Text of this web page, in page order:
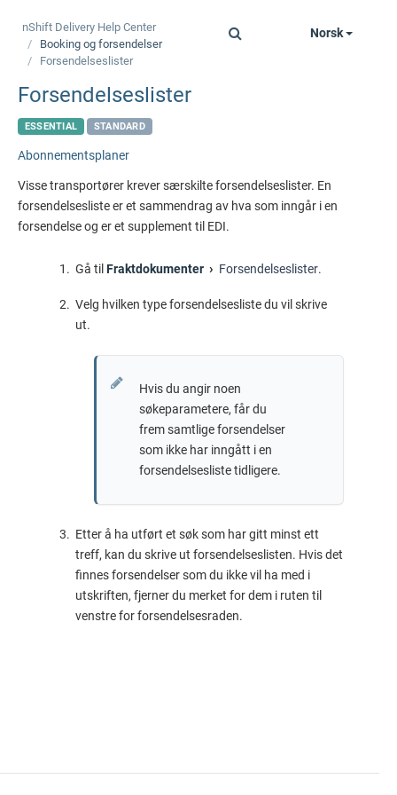
Norsk
nShift Delivery Help Center
Booking og forsendelser
Forsendelseslister
Forsendelseslister
ESSENTIAL STANDARD
Abonnementsplaner
Visse transportører krever særskilte forsendelseslister. En
forsendelsesliste er et sammendrag av hva som inngår i en
forsendelse og er et supplement til EDI.
Gå tilFraktdokumenter Forsendelseslister.
Velg hvilken type forsendelsesliste du vil skrive
ut.
Hvis du angir noen
søkeparametere, får du
frem samtlige forsendelser
som ikke har inngått i en
forsendelsesliste tidligere.
Etter å ha utført et søk som har gitt minst ett
treff, kan du skrive ut forsendelseslisten. Hvis det
finnes forsendelser som du ikke vil ha med i
utskriften, fjerner du merket for dem i ruten til
venstre for forsendelsesraden.